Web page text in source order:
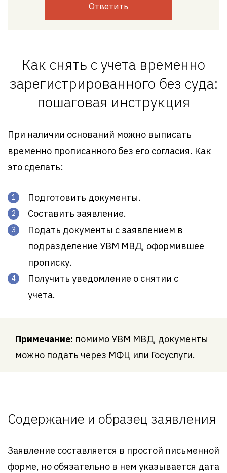
Ответить
Как снять с учета временно
зарегистрированного без суда:
пошаговая инструкция
При наличии оснований можно выписать
временно прописанного без его согласия. Как
это сделать:
Подготовить документы.
Составить заявление.
Подать документы с заявлением в
подразделение УВМ МВД, оформившее
прописку.
Получить уведомление о снятии с
учета.
Примечание: помимо УВМ МВД, документы
можно подать через МФЦ или Госуслуги.
Содержание и образец заявления
Заявление составляется в простой письменной
форме, но обязательно в нем указывается дата